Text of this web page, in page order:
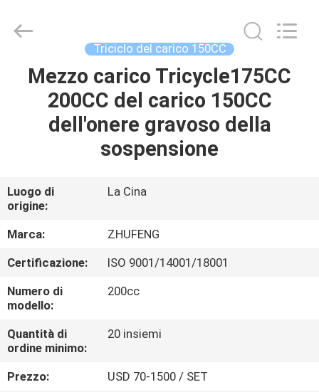
CASA
PRODOTTI
NOI
GIRO
DELLA
FABBRICA
CONTROLLO
DI
QUALITÀ
Motorcycle
Triciclo del carico 150CC
Mezzo carico Tricycle175CC
200CC del carico 150CC
dell'onere gravoso della
sospensione
Luogo di
origine:
La Cina
Marca:
ZHUFENG
Certificazione:
ISO 9001/14001/18001
Numero di
modello:
200cc
Quantità di
ordine minimo:
20 insiemi
Prezzo:
USD 70-1500 / SET